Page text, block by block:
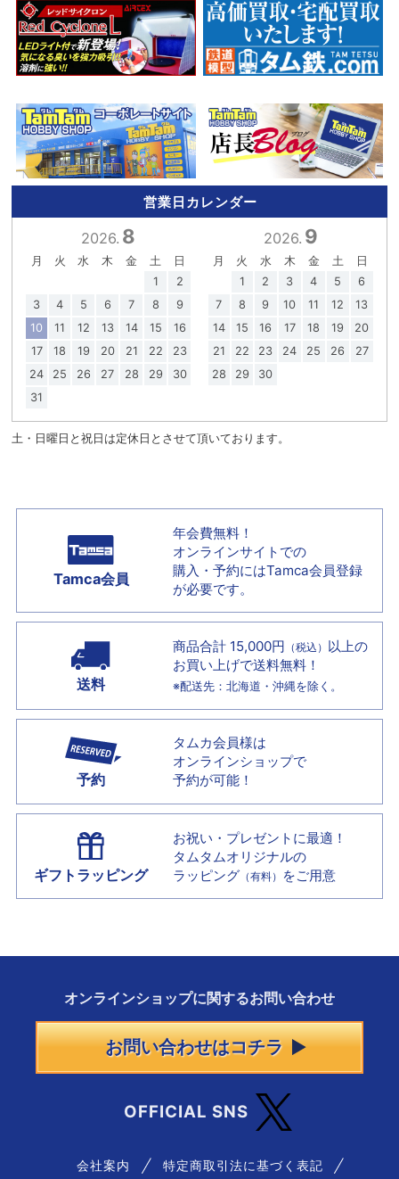
営業日カレンダー
2026. 8
月 火 水 木 金 土
日
1
2
3
4 5 6 7 8
9
10
11 12 13 14 15
16
17
18 19 20 21 22
23
24
25 26 27 28 29
30
31
2026. 9
月 火 水 木 金 土
日
1
2 3 4 5
6
7
8 9 10 11 12
13
14
15 16 17 18 19
20
21
22 23 24 25 26
27
28
29 30
土・日曜日と祝日は定休日とさせて頂いております。
Tamca会員
年会費無料！
オンラインサイトでの
購入・予約にはTamca会員登録
が必要です。
送料
商品合計 15,000円 （税込） 以上の
お買い上げで送料無料！
※配送先：北海道・沖縄を除く。
予約
タムカ会員様は
オンラインショップで
予約が可能！
ギフトラッピング
お祝い・プレゼントに最適！
タムタムオリジナルの
ラッピング （有料） をご用意
オンラインショップに関するお問い合わせ
お問い合わせはコチラ
OFFICIAL SNS
会社案内 特定商取引法に基づく表記